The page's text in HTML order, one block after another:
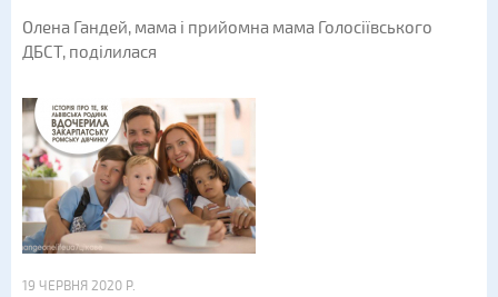
Олена Гандей, мама і прийомна мама Голосіївського
ДБСТ, поділилася
19 ЧЕРВНЯ 2020 Р.